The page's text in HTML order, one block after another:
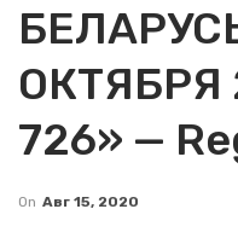
ОКТЯБРЯ
726» —
On Авг 15, 2020